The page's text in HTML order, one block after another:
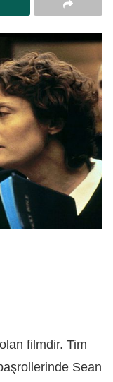
filmdir. Tim
Sean